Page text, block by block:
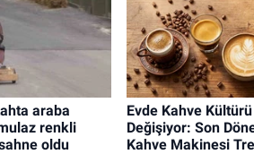
araba
renkli
oldu
Evde Kahve Kültürü
Değişiyor: Son
Kahve Makinesi